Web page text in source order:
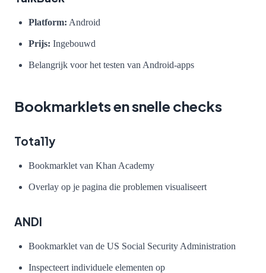
Platform: Android
Prijs: Ingebouwd
Belangrijk voor het testen van Android-apps
Bookmarklets en snelle checks
Tota11y
Bookmarklet van Khan Academy
Overlay op je pagina die problemen visualiseert
ANDI
Bookmarklet van de US Social Security Administration
Inspecteert individuele elementen op